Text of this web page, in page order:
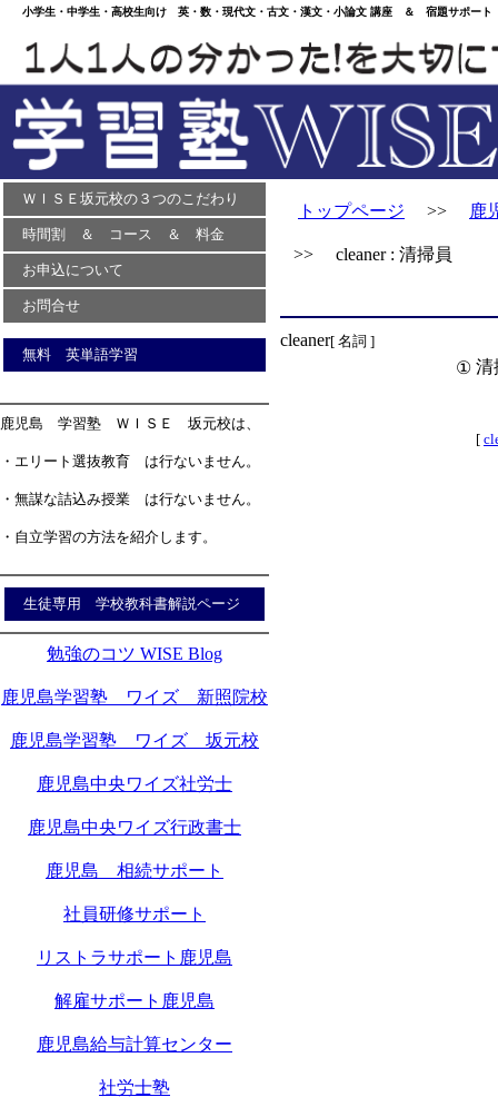
小学生・中学生・高校生向け 英・数・現代文・古文・漢文・小論文 講座 ＆ 宿題サポー
ＷＩＳＥ坂元校の３つのこだわり
時間割 ＆ コース ＆ 料金
お申込について
お問合せ
無料 英単語学習
鹿児島 学習塾 ＷＩＳＥ 坂元校は、
・エリート選抜教育 は行ないません。
・無謀な詰込み授業 は行ないません。
・自立学習の方法を紹介します。
生徒専用 学校教科書解説ページ
勉強のコツ WISE Blog
鹿児島学習塾 ワイズ 新照院校
鹿児島学習塾 ワイズ 坂元校
鹿児島中央ワイズ社労士
鹿児島中央ワイズ行政書士
鹿児島 相続サポート
社員研修サポート
リストラサポート鹿児島
解雇サポート鹿児島
鹿児島給与計算センター
社労士塾
トップページ >> 鹿
>> cleaner : 清掃員
cleaner[ 名詞 ]
① 清
[